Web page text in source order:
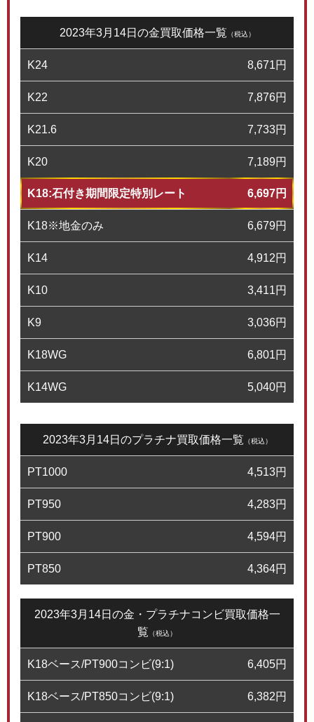
2023年3月14日の金買取価格一覧 （税込）
K24 8,671円
K22 7,876円
K21.6 7,733円
K20 7,189円
K18:石付き期間限定特別レート 6,697円
K18※地金のみ 6,679円
K14 4,912円
K10 3,411円
K9 3,036円
K18WG 6,801円
K14WG 5,040円
2023年3月14日のプラチナ買取価格一覧 （税込）
PT1000 4,513円
PT950 4,283円
PT900 4,594円
PT850 4,364円
2023年3月14日の金・プラチナコンビ買取価格一
覧 （税込）
K18ベース/PT900コンビ(9:1) 6,405円
K18ベース/PT850コンビ(9:1) 6,382円